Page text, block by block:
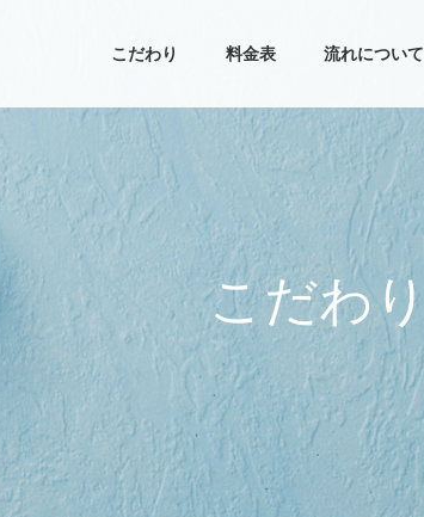
こだわり 料金表 流れについて
こだわり